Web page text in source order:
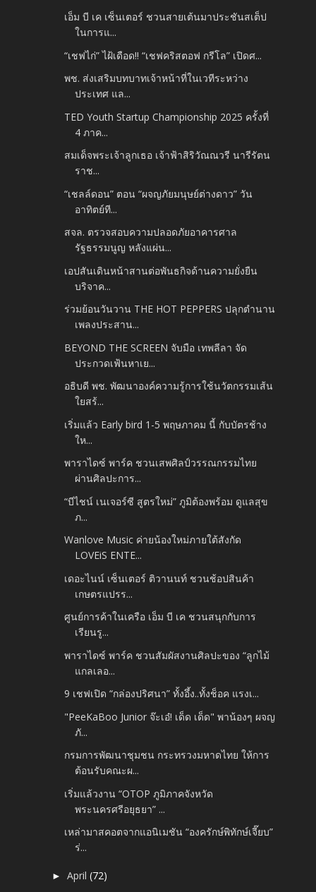
เอ็ม บี เค เซ็นเตอร์ ชวนสายเต้นมาประชันสเต็ป
ในการแ...
“เชฟไก่” ไฝ้เดือด!! “เชฟคริสตอฟ กรีโล” เปิดศ...
พช. ส่งเสริมบทบาทเจ้าหน้าที่ในเวทีระหว่าง
ประเทศ แล...
TED Youth Startup Championship 2025 ครั้งที่
4 ภาค...
สมเด็จพระเจ้าลูกเธอ เจ้าฟ้าสิริวัณณวรี นารีรัตน
ราช...
“เชลล์ดอน” ตอน “ผจญภัยมนุษย์ต่างดาว” วัน
อาทิตย์ที...
สจล. ตรวจสอบความปลอดภัยอาคารศาล
รัฐธรรมนูญ หลังแผ่น...
เอปสันเดินหน้าสานต่อพันธกิจด้านความยั่งยืน
บริจาค...
ร่วมย้อนวันวาน THE HOT PEPPERS ปลุกตำนาน
เพลงประสาน...
BEYOND THE SCREEN จับมือ เทพลีลา จัด
ประกวดเฟ้นหาเย...
อธิบดี พช. พัฒนาองค์ความรู้การใช้นวัตกรรมเส้น
ใยสร้...
เริ่มแล้ว Early bird 1-5 พฤษภาคม นี้ กับบัตรช้าง
ให...
พาราไดซ์ พาร์ค ชวนเสพศิลป์วรรณกรรมไทย
ผ่านศิลปะการ...
“บีไชน์ เนเจอร์ซี สูตรใหม่” ภูมิต้องพร้อม ดูแลสุข
ภ...
Wanlove Music ค่ายน้องใหม่ภายใต้สังกัด
LOVEiS ENTE...
เดอะไนน์ เซ็นเตอร์ ติวานนท์ ชวนช้อปสินค้า
เกษตรแปรร...
ศูนย์การค้าในเครือ เอ็ม บี เค ชวนสนุกกับการ
เรียนรู...
พาราไดซ์ พาร์ค ชวนสัมผัสงานศิลปะของ “ลูกไม้
แกลเลอ...
9 เชฟเปิด “กล่องปริศนา” ทั้งอึ้ง..ทั้งช็อค แรงเ...
"PeeKaBoo Junior จ๊ะเอ๋! เด็ด เด็ด" พาน้องๆ ผจญ
ภั...
กรมการพัฒนาชุมชน กระทรวงมหาดไทย ให้การ
ต้อนรับคณะผ...
เริ่มแล้วงาน “OTOP ภูมิภาคจังหวัด
พระนครศรีอยุธยา” ...
เหล่ามาสคอตจากแอนิเมชัน “องครักษ์พิทักษ์เจี๊ยบ”
ร่...
►April(72)